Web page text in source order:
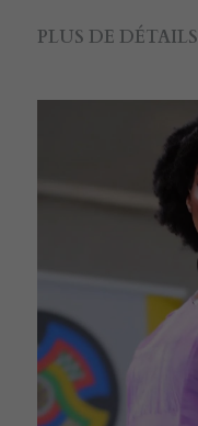
PLUS DE DÉTAILS